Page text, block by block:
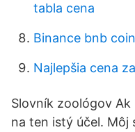
tabla cena
Binance bnb
Najlepšia cena
Slovník zoológov
na ten istý účel. Môj